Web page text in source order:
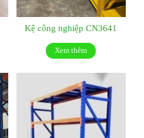
Kệ công nghiệp CN3641
Xem thêm